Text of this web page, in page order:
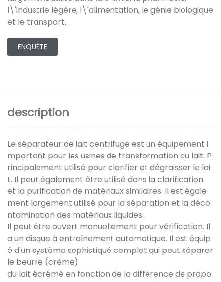
l\'industrie légère, l\'alimentation, le génie biologique
et le transport.
ENQUÊTE
description
Le séparateur de lait centrifuge est un équipement i
mportant pour les usines de transformation du lait. P
rincipalement utilisé pour clarifier et dégraisser le lai
t. Il peut également être utilisé dans la clarification
et la purification de matériaux similaires. Il est égale
ment largement utilisé pour la séparation et la déco
ntamination des matériaux liquides.
Il peut être ouvert manuellement pour vérification. Il
a un disque à entraînement automatique. Il est équip
é d'un système sophistiqué complet qui peut séparer
le beurre (crème)
du lait écrémé en fonction de la différence de propo